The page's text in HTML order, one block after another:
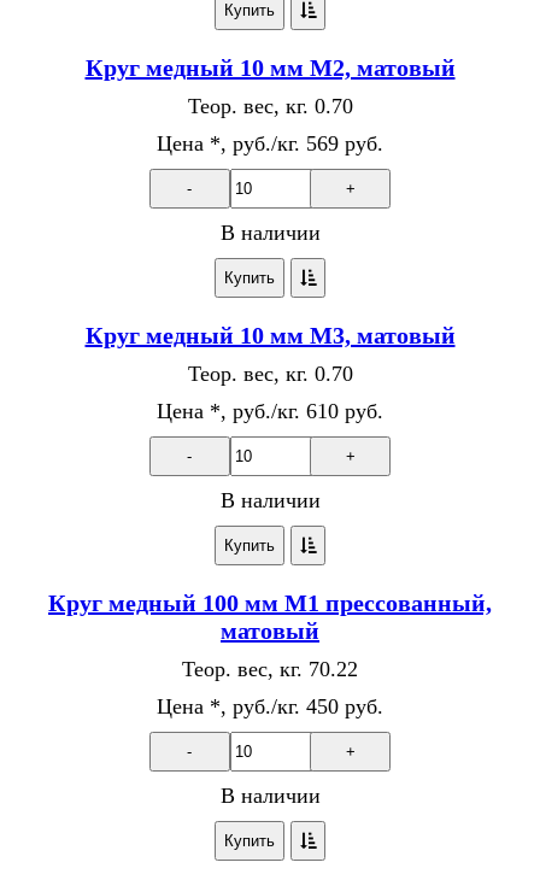
Купить
Круг медный 10 мм М2, матовый
Теор. вес, кг. 0.70
Цена *, руб./кг. 569 руб.
- +
В наличии
Купить
Круг медный 10 мм М3, матовый
Теор. вес, кг. 0.70
Цена *, руб./кг. 610 руб.
- +
В наличии
Купить
Круг медный 100 мм М1 прессованный,
матовый
Теор. вес, кг. 70.22
Цена *, руб./кг. 450 руб.
- +
В наличии
Купить